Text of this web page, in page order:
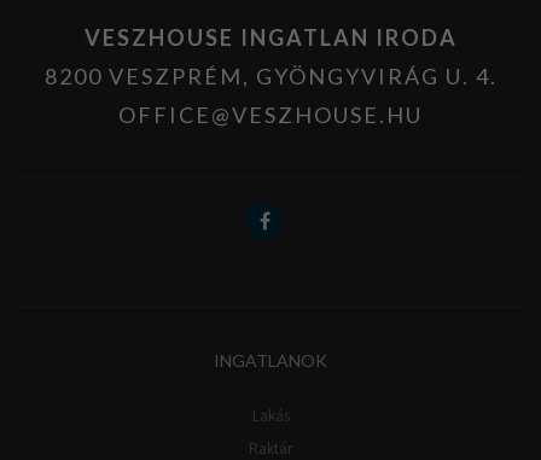
VESZHOUSE INGATLAN IRODA
8200 VESZPRÉM, GYÖNGYVIRÁG U. 4.
OFFICE@VESZHOUSE.HU
INGATLANOK
Lakás
Raktár